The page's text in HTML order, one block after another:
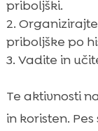
priboljški.
priboljške po
Vadite in
Te aktivnosti
in koristen.